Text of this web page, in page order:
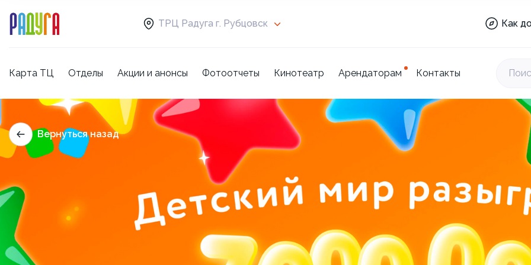
ТРЦ Радуга г. Рубцовск Как
центр:
Карта ТЦ Отделы Акции и анонсы Фотоотчеты Кинотеатр Арендаторам Контакты
Вернуться назад